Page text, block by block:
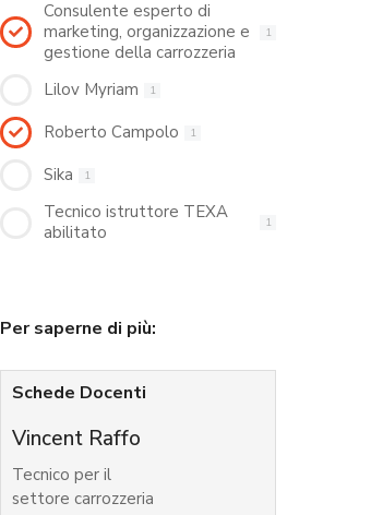
Consulente esperto di
marketing, organizzazione e
gestione della carrozzeria
1
Lilov Myriam 1
Roberto Campolo 1
Sika 1
Tecnico istruttore TEXA
abilitato
1
Per saperne di più:
Schede Docenti
Vincent Raffo
Tecnico per il
settore carrozzeria